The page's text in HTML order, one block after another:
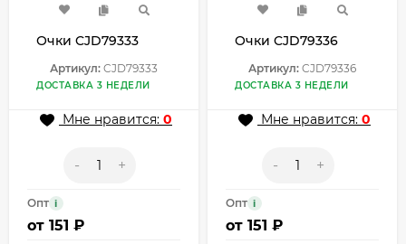
Очки CJD79333
Артикул: CJD79333
ДОСТАВКА 3 НЕДЕЛИ
Мне нравится: 0
- +
Опт i
от 151 ₽
Очки CJD79336
Артикул: CJD79336
ДОСТАВКА 3 НЕДЕЛИ
Мне нравится: 0
- +
Опт i
от 151 ₽